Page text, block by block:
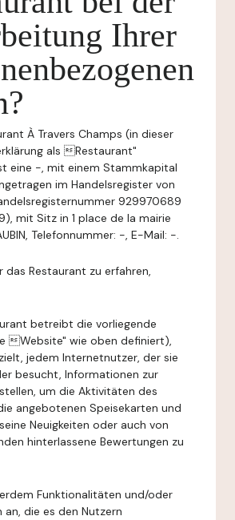
Ihrer
À Travers Champs (in dieser
als Restaurant"
eine -, mit einem Stammkapital
im Handelsregister von
929970689
mit Sitz in 1 place de la mairie
Telefonnummer: -, E-Mail: -.
das Restaurant zu erfahren,
betreibt die vorliegende
Website" wie oben definiert),
jedem Internetnutzer, der sie
besucht, Informationen zur
um die Aktivitäten des
angebotenen Speisekarten und
Neuigkeiten oder auch von
hinterlassene Bewertungen zu
Funktionalitäten und/oder
die es den Nutzern